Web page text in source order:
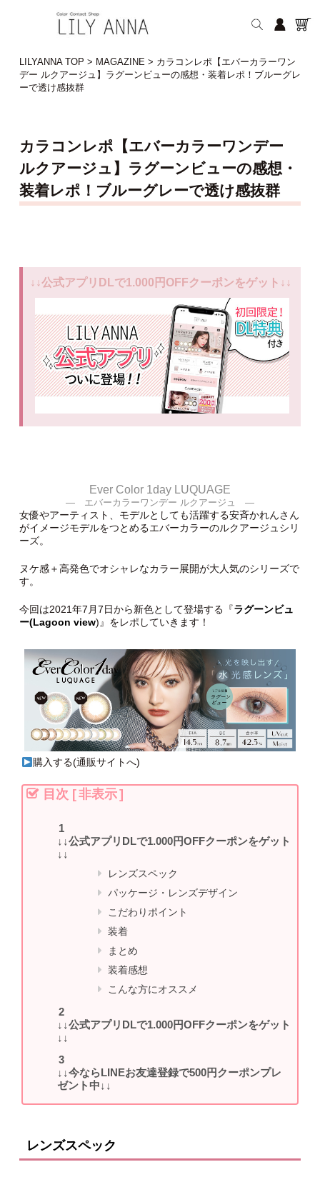
LILYANNA TOP > MAGAZINE> カラコンレポ【エバーカラーワン
デー ルクアージュ】ラグーンビューの感想・装着レポ！ブルーグレ
ーで透け感抜群
カラコンレポ【エバーカラーワンデー
ルクアージュ】ラグーンビューの感想・
装着レポ！ブルーグレーで透け感抜群
↓↓公式アプリDLで1.000円OFFクーポンをゲット↓↓
Ever Color 1day LUQUAGE
― エバーカラーワンデー ルクアージュ ―
女優やアーティスト、モデルとしても活躍する安斉かれんさん
がイメージモデルをつとめるエバーカラーのルクアージュシリ
ーズ。
ヌケ感＋高発色でオシャレなカラー展開が大人気のシリーズで
す。
今回は2021年7月7日から新色として登場する『ラグーンビュ
ー(Lagoon view)』をレポしていきます！
購入する(通販サイトへ)
目次 [非表示]
↓↓公式アプリDLで1.000円OFFクーポンをゲット
↓↓
レンズスペック
パッケージ・レンズデザイン
こだわりポイント
装着
まとめ
装着感想
こんな方にオススメ
↓↓公式アプリDLで1.000円OFFクーポンをゲット
↓↓
↓↓今ならLINEお友達登録で500円クーポンプレ
ゼント中↓↓
レンズスペック